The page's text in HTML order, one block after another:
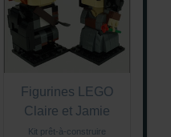
Figurines LEGO
Claire et Jamie
Kit prêt-à-construire